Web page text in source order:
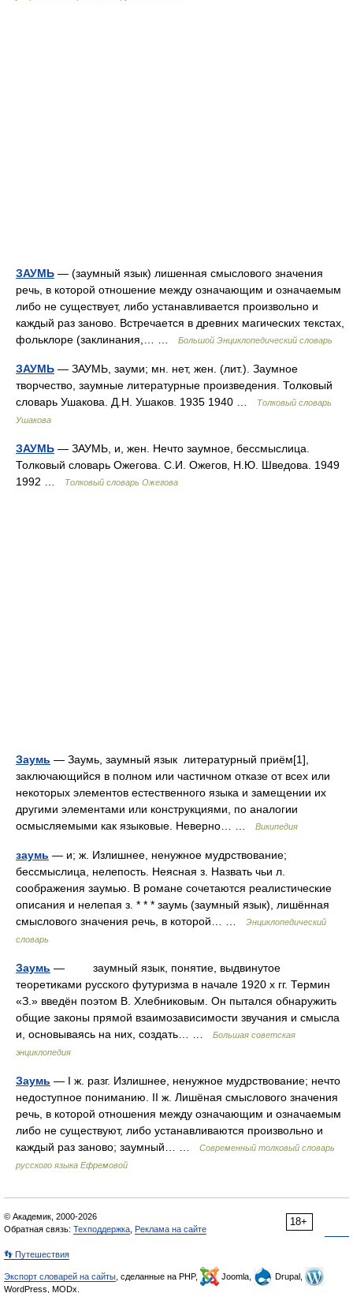
ЗАУМЬ — (заумный язык) лишенная смыслового значения
речь, в которой отношение между означающим и означаемым
либо не существует, либо устанавливается произвольно и
каждый раз заново. Встречается в древних магических текстах,
фольклоре (заклинания,… …
Большой Энциклопедический словарь
ЗАУМЬ — ЗАУМЬ, зауми; мн. нет, жен. (лит.). Заумное
творчество, заумные литературные произведения. Толковый
словарь Ушакова. Д.Н. Ушаков. 1935 1940 …
Толковый словарь
Ушакова
ЗАУМЬ — ЗАУМЬ, и, жен. Нечто заумное, бессмыслица.
Толковый словарь Ожегова. С.И. Ожегов, Н.Ю. Шведова. 1949
1992 …
Толковый словарь Ожегова
Заумь — Заумь, заумный язык литературный приём[1],
заключающийся в полном или частичном отказе от всех или
некоторых элементов естественного языка и замещении их
другими элементами или конструкциями, по аналогии
осмысляемыми как языковые. Неверно… …
Википедия
заумь — и; ж. Излишнее, ненужное мудрствование;
бессмыслица, нелепость. Неясная з. Назвать чьи л.
соображения заумью. В романе сочетаются реалистические
описания и нелепая з. * * * заумь (заумный язык), лишённая
смыслового значения речь, в которой… …
Энциклопедический
словарь
Заумь — заумный язык, понятие, выдвинутое
теоретиками русского футуризма в начале 1920 х гг. Термин
«З.» введён поэтом В. Хлебниковым. Он пытался обнаружить
общие законы прямой взаимозависимости звучания и смысла
и, основываясь на них, создать… …
Большая советская
энциклопедия
Заумь — I ж. разг. Излишнее, ненужное мудрствование; нечто
недоступное пониманию. II ж. Лишёная смыслового значения
речь, в которой отношения между означающим и означаемым
либо не существуют, либо устанавливаются произвольно и
каждый раз заново; заумный… …
Современный толковый словарь
русского языка Ефремовой
18+
© Академик, 2000-2026
Обратная связь: Техподдержка Реклама на сайте
👣 Путешествия
Экспорт словарей на сайты , сделанные на PHP, Joomla,
Drupal,
WordPress, MODx.